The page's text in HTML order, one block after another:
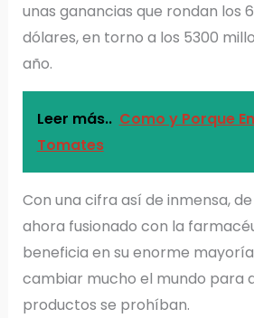
unas ganancias que rondan los
dólares, en torno a los 5300
año.
Leer más.. Como y Porque
Tomates
Con una cifra así de inmensa,
ahora fusionado con la
beneficia en su enorme
cambiar mucho el mundo para
productos se prohíban.